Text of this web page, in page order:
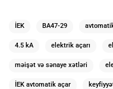
İEK BA47-29
4.5 kA elektrik açarı
məişət və sənaye xətləri
İEK avtomatik açar